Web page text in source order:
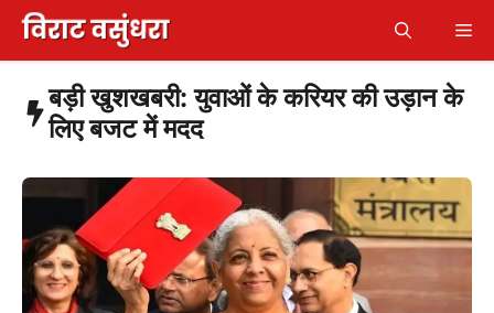
Skip
content
बड़ी खुशखबरी: युवाओं के करियर की उड़ान के
लिए बजट में मदद